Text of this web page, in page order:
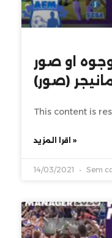
او صور
(صور)
This content is
اقرا المزيد »
14/03/2021 Sem